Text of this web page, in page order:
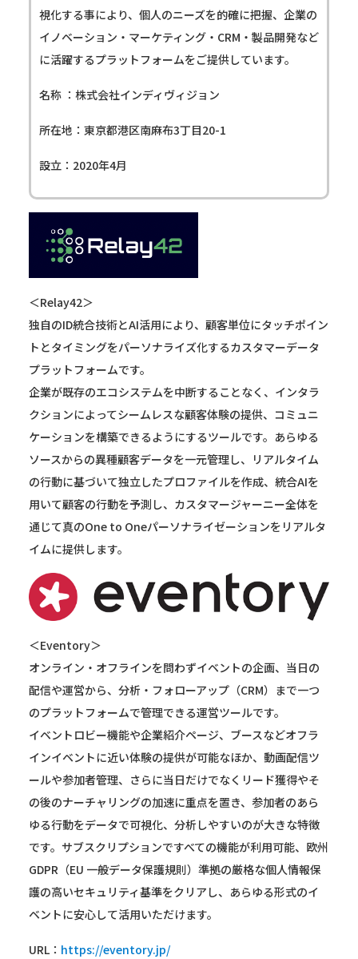
視化する事により、個人のニーズを的確に把握、企業の
イノベーション・マーケティング・CRM・製品開発など
に活躍するプラットフォームをご提供しています。
名称 ：株式会社インディヴィジョン
所在地：東京都港区南麻布3丁目20-1
設立：2020年4月
＜Relay42＞
独自のID統合技術とAI活用により、顧客単位にタッチポイン
トとタイミングをパーソナライズ化するカスタマーデータ
プラットフォームです。
企業が既存のエコシステムを中断することなく、インタラ
クションによってシームレスな顧客体験の提供、コミュニ
ケーションを構築できるようにするツールです。あらゆる
ソースからの異種顧客データを一元管理し、リアルタイム
の行動に基づいて独立したプロファイルを作成、統合AIを
用いて顧客の行動を予測し、カスタマージャーニー全体を
通じて真のOne to Oneパーソナライゼーションをリアルタ
イムに提供します。
＜Eventory＞
オンライン・オフラインを問わずイベントの企画、当日の
配信や運営から、分析・フォローアップ（CRM）まで一つ
のプラットフォームで管理できる運営ツールです。
イベントロビー機能や企業紹介ページ、ブースなどオフラ
インイベントに近い体験の提供が可能なほか、動画配信ツ
ールや参加者管理、さらに当日だけでなくリード獲得やそ
の後のナーチャリングの加速に重点を置き、参加者のあら
ゆる行動をデータで可視化、分析しやすいのが大きな特徴
です。サブスクリプションですべての機能が利用可能、欧州
GDPR（EU 一般データ保護規則）準拠の厳格な個人情報保
護の高いセキュリティ基準をクリアし、あらゆる形式のイ
ベントに安心して活用いただけます。
URL： https://eventory.jp/